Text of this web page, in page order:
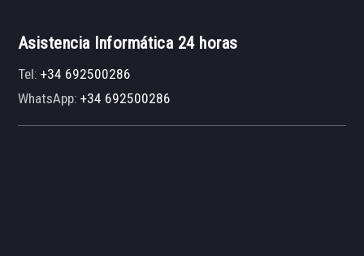
Asistencia Informática 24 horas
Tel:+34 692500286
WhatsApp:+34 692500286